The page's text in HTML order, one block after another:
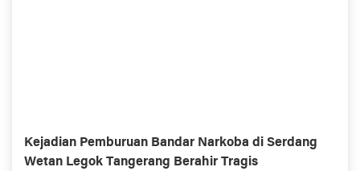
Kejadian Pemburuan Bandar Narkoba di Serdang
Wetan Legok Tangerang Berahir Tragis